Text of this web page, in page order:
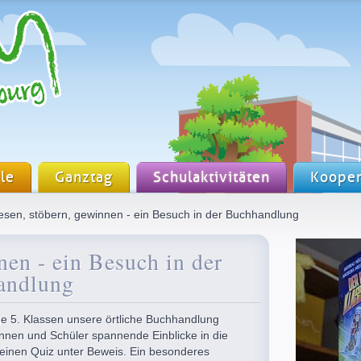
Ganztag Schulaktivitäten
stöbern, gewinnen - ein Besuch in der Buchhandlung
- ein Besuch in der
5. Klassen unsere örtliche Buchhandlung
und Schüler spannende Einblicke in die
Quiz unter Beweis. Ein besonderes